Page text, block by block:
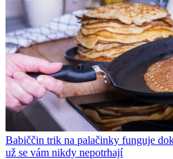
Babiččin trik na palačinky funguje
už se vám nikdy nepotrhají